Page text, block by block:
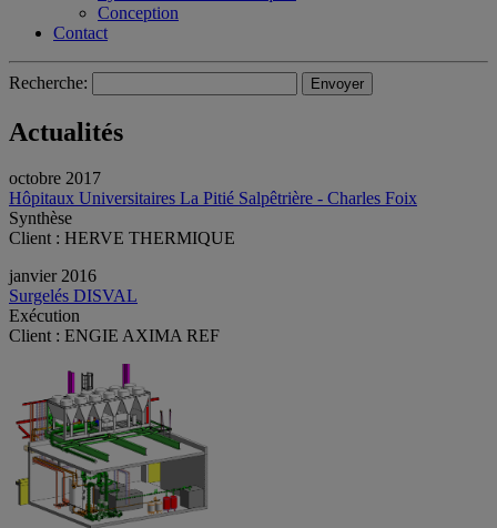
Conception
Contact
Recherche:
Actualités
octobre 2017
Hôpitaux Universitaires La Pitié Salpêtrière - Charles Foix
Synthèse
Client : HERVE THERMIQUE
janvier 2016
Surgelés DISVAL
Exécution
Client : ENGIE AXIMA REF